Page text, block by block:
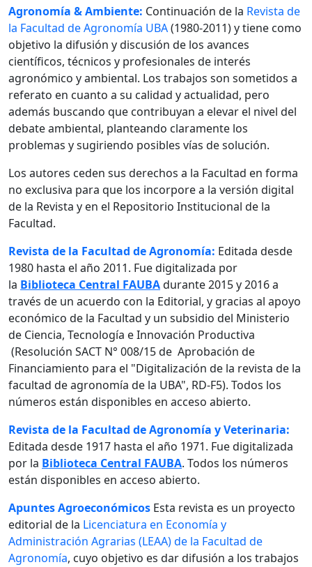
Agronomía & Ambiente: Continuación de la Revista de
la Facultad de Agronomía UBA(1980-2011) y tiene como
objetivo la difusión y discusión de los avances
científicos, técnicos y profesionales de interés
agronómico y ambiental. Los trabajos son sometidos a
referato en cuanto a su calidad y actualidad, pero
además buscando que contribuyan a elevar el nivel del
debate ambiental, planteando claramente los
problemas y sugiriendo posibles vías de solución.
Los autores ceden sus derechos a la Facultad en forma
no exclusiva para que los incorpore a la versión digital
de la Revista y en el Repositorio Institucional de la
Facultad.
Revista de la Facultad de Agronomía: Editada desde
1980 hasta el año 2011. Fue digitalizada por
la Biblioteca Central FAUBAdurante 2015 y 2016 a
través de un acuerdo con la Editorial, y gracias al apoyo
económico de la Facultad y un subsidio del Ministerio
de Ciencia, Tecnología e Innovación Productiva
(Resolución SACT N° 008/15 de Aprobación de
Financiamiento para el "Digitalización de la revista de la
facultad de agronomía de la UBA", RD-F5). Todos los
números están disponibles en acceso abierto.
Revista de la Facultad de Agronomía y Veterinaria:
Editada desde 1917 hasta el año 1971. Fue digitalizada
por la Biblioteca Central FAUBA. Todos los números
están disponibles en acceso abierto.
Apuntes Agroeconómicos Esta revista es un proyecto
editorial de la Licenciatura en Economía y
Administración Agrarias (LEAA) de la Facultad de
Agronomía, cuyo objetivo es dar difusión a los trabajos